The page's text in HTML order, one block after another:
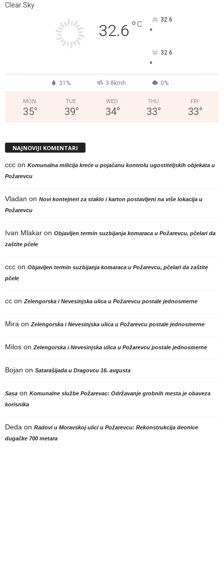
Clear Sky
32.6 °C 32.6
°
32.6
°
31% 3.8kmh 0%
MON
35°
TUE
39°
WED
34°
THU
33°
FRI
33°
NAJNOVIJI KOMENTARI
ccc on Komunalna milicija kreće u pojačanu kontrolu ugostiteljskih objekata u
Požarevcu
Vladan on Novi kontejneri za staklo i karton postavljeni na više lokacija u
Požarevcu
Ivan Mlakar on Objavljen termin suzbijanja komaraca u Požarevcu, pčelari da
zaštite pčele
ccc on Objavljen termin suzbijanja komaraca u Požarevcu, pčelari da zaštite
pčele
cc on Zelengorska i Nevesinjska ulica u Požarevcu postale jednosmerne
Mira on Zelengorska i Nevesinjska ulica u Požarevcu postale jednosmerne
Milos on Zelengorska i Nevesinjska ulica u Požarevcu postale jednosmerne
Bojan on Satarašijada u Dragovcu 16. avgusta
Sasa on Komunalne službe Požarevac: Održavanje grobnih mesta je obaveza
korisnika
Deda on Radovi u Moravskoj ulici u Požarevcu: Rekonstrukcija deonice
dugačke 700 metara